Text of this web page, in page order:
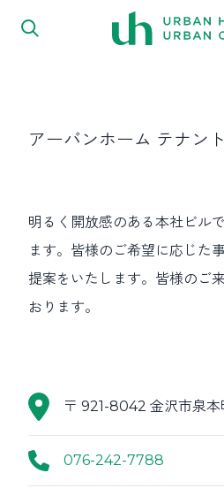
アーバンホーム テナン
明るく開放感のある本社ビル
ます。皆様のご希望に応じた
提案をいたします。皆様のご
おります。
〒 921-8042 金沢市泉本
076-242-7788